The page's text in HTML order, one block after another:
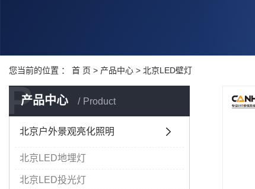
您当前的位置 ： 首 页 > 产品中心 > 北京LED壁灯
产品中心 Product
P
北京户外景观亮化照明
北京LED地埋灯
北京LED投光灯